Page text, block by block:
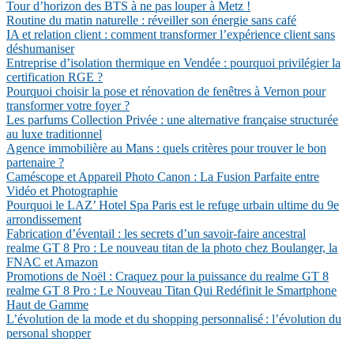
Tour d’horizon des BTS à ne pas louper à Metz !
Routine du matin naturelle : réveiller son énergie sans café
IA et relation client : comment transformer l’expérience client sans
déshumaniser
Entreprise d’isolation thermique en Vendée : pourquoi privilégier la
certification RGE ?
Pourquoi choisir la pose et rénovation de fenêtres à Vernon pour
transformer votre foyer ?
Les parfums Collection Privée : une alternative française structurée
au luxe traditionnel
Agence immobilière au Mans : quels critères pour trouver le bon
partenaire ?
Caméscope et Appareil Photo Canon : La Fusion Parfaite entre
Vidéo et Photographie
Pourquoi le LAZ’ Hotel Spa Paris est le refuge urbain ultime du 9e
arrondissement
Fabrication d’éventail : les secrets d’un savoir-faire ancestral
realme GT 8 Pro : Le nouveau titan de la photo chez Boulanger, la
FNAC et Amazon
Promotions de Noël : Craquez pour la puissance du realme GT 8
realme GT 8 Pro : Le Nouveau Titan Qui Redéfinit le Smartphone
Haut de Gamme
L’évolution de la mode et du shopping personnalisé : l’évolution du
personal shopper